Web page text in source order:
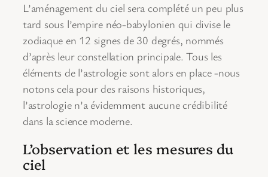
L’aménagement du ciel sera complété un peu plus
tard sous l’empire néo-babylonien qui divise le
zodiaque en 12 signes de 30 degrés, nommés
d’après leur constellation principale. Tous les
éléments de l’astrologie sont alors en place -nous
notons cela pour des raisons historiques,
l’astrologie n’a évidemment aucune crédibilité
dans la science moderne.
L’observation et les mesures du
ciel